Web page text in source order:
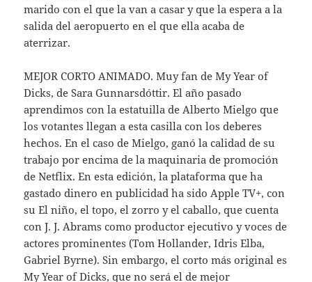
marido con el que la van a casar y que la espera a la
salida del aeropuerto en el que ella acaba de
aterrizar.
MEJOR CORTO ANIMADO. Muy fan de My Year of
Dicks, de Sara Gunnarsdóttir. El año pasado
aprendimos con la estatuilla de Alberto Mielgo que
los votantes llegan a esta casilla con los deberes
hechos. En el caso de Mielgo, ganó la calidad de su
trabajo por encima de la maquinaria de promoción
de Netflix. En esta edición, la plataforma que ha
gastado dinero en publicidad ha sido Apple TV+, con
su El niño, el topo, el zorro y el caballo, que cuenta
con J. J. Abrams como productor ejecutivo y voces de
actores prominentes (Tom Hollander, Idris Elba,
Gabriel Byrne). Sin embargo, el corto más original es
My Year of Dicks, que no será el de mejor